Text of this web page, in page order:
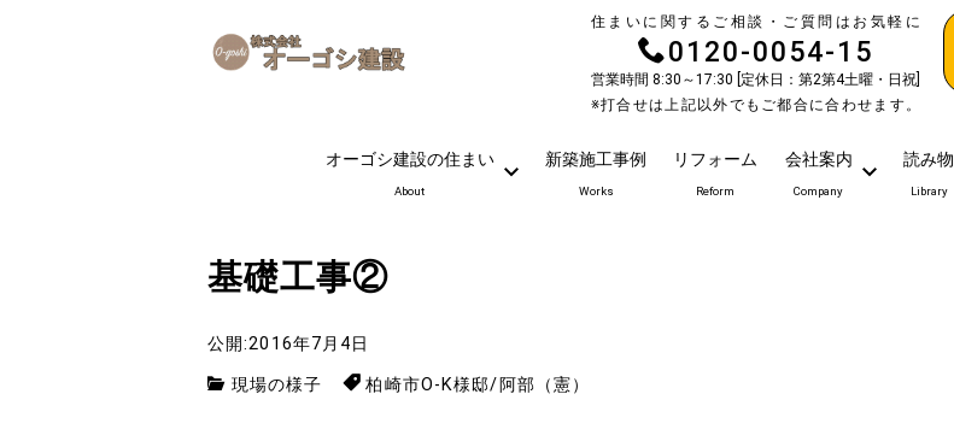
住まいに関するご相談・ご質問はお気軽に
0120-0054-15
営業時間 8:30～17:30 [定休日：第2第4土曜・日祝]
※打合せは上記以外でもご都合に合わせます。
オーゴシ建設の住まい
About
新築施工事例
Works
リフォーム
Reform
会社案内
Company
読み物
Library
基礎工事②
公開:2016年7月4日
現場の様子
柏崎市O-K様邸/ 阿部（憲）